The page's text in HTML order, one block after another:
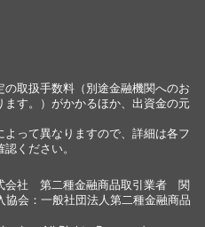
取扱手数料（別途金融機関へのお
す。）がかかるほか、出資金の元
って異なりますので、詳細は各フ
ください。
会社 第二種金融商品取引業者 関
会：一般社団法人第二種金融商品